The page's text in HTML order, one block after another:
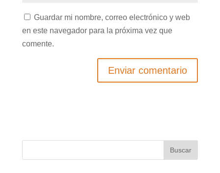
Guardar mi nombre, correo electrónico y web
en este navegador para la próxima vez que
comente.